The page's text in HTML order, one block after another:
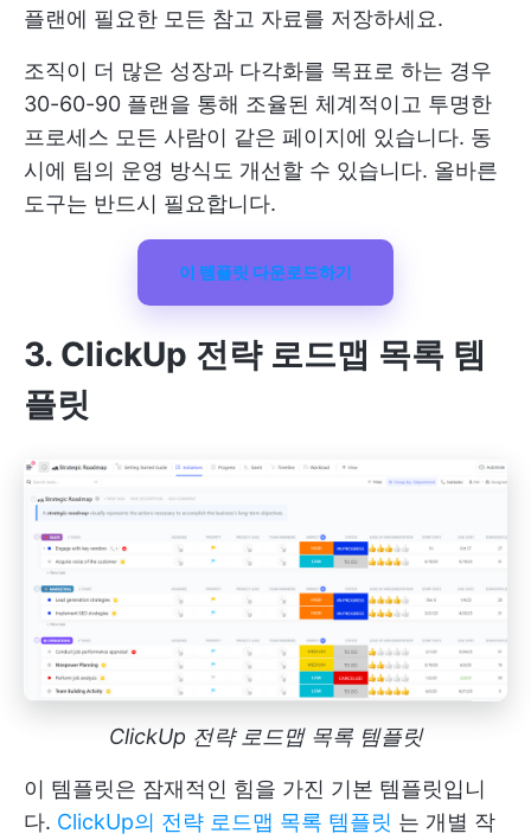
플랜에 필요한 모든 참고 자료를 저장하세요.
조직이 더 많은 성장과 다각화를 목표로 하는 경우
30-60-90 플랜을 통해 조율된 체계적이고 투명한
프로세스 모든 사람이 같은 페이지에 있습니다. 동
시에 팀의 운영 방식도 개선할 수 있습니다. 올바른
도구는 반드시 필요합니다.
이 템플릿 다운로드하기
3. ClickUp 전략 로드맵 목록 템
플릿
ClickUp 전략 로드맵 목록 템플릿
이 템플릿은 잠재적인 힘을 가진 기본 템플릿입니
다. ClickUp의 전략 로드맵 목록 템플릿 는 개별 작